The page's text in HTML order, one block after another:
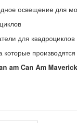
освещение для
для квадроциклов
am Can Am